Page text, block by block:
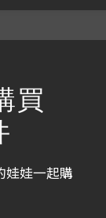
買
娃娃一起購